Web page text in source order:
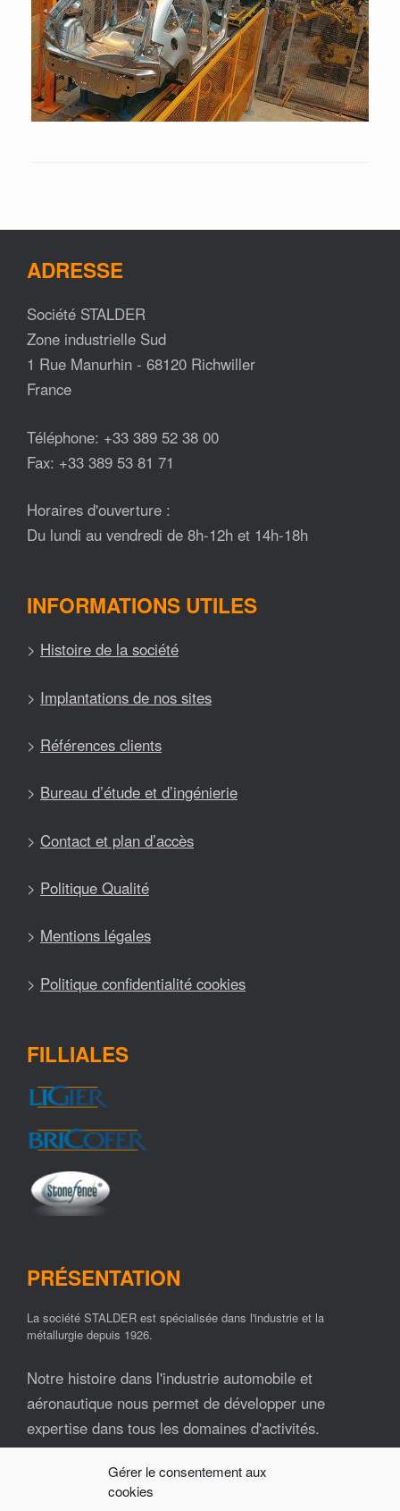
Gérer le consentement aux
cookies
ADRESSE
Société STALDER
Zone industrielle Sud
1 Rue Manurhin - 68120 Richwiller
France
Téléphone: +33 389 52 38 00
Fax: +33 389 53 81 71
Horaires d'ouverture :
Du lundi au vendredi de 8h-12h et 14h-18h
INFORMATIONS UTILES
> Histoire de la société
> Implantations de nos sites
> Références clients
> Bureau d’étude et d’ingénierie
> Contact et plan d’accès
> Politique Qualité
> Mentions légales
> Politique confidentialité cookies
FILLIALES
PRÉSENTATION
La société STALDER est spécialisée dans l'industrie et la
métallurgie depuis 1926.
Notre histoire dans l'industrie automobile et
aéronautique nous permet de développer une
expertise dans tous les domaines d'activités.
Nos ressources matérielles et humaines font de la
société STALDER un partenaire industriel fiable et